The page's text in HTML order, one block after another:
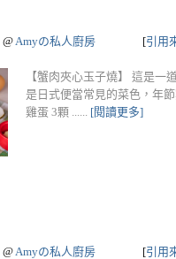
@Amyの私人廚房 [引用
【蟹肉夾心玉子燒】 這是
是日式便當常見的菜色，年
雞蛋 3顆 ...... [閱讀更多]
@Amyの私人廚房 [引用